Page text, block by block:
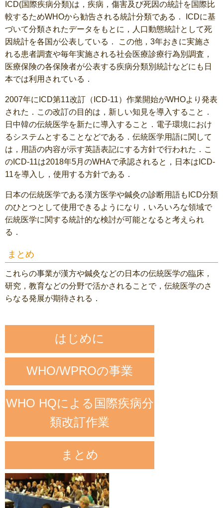
ICD(国際疾病分類)は，疾病，傷害及び死因の統計を国際比
較するためWHOから勧告される統計分類である． ICDに基
づいて分類されたデータをもとに，人口動態統計として死
因統計を各国が公表している． この他，3年おきに実施さ
れる患者調査や毎年実施される社会医療診療行為別調査，
医療保険の各保険者が公表する疾病分類別統計などにも日
本では利用されている．
2007年にICD第11改訂（ICD-11）作業開始がWHOより発表
された．この改訂の目的は，新しい知見を導入すること．
日中韓の伝統医学を新たに導入すること．電子環境におけ
るシステムとすることなどである．伝統医学用語に関して
は，用語の内容が示す英語表記にする方針で行われた．こ
のICD-11は2018年5月のWHAで承認されると，日本はICD-
11を導入し，使用する方針である．
日本の伝統医学である漢方医学や鍼灸の診断用語もICD分類
のひとつとして使用できるようになり，いろいろな領域で
伝統医学に関する統計的な検討が可能となると考えられ
る．
まとめ
これらの事業が漢方や鍼灸などの日本の伝統医学の臨床，
研究，教育などの分野で活かされることで，伝統医学のさ
らなる発展が期待される．
はじめに
WHO/WPROの事業
WHO HQによる国際疾病分
類改訂作業
まとめ